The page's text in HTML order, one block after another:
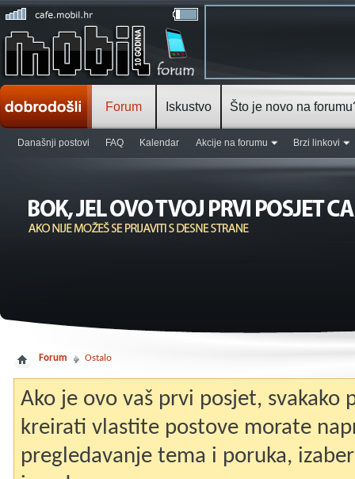
Forum
Današnji postovi FAQ Kalendar Akcije na forumu Brzi linkovi
Iskustvo Što je novo na
Forum Ostalo
Ako je ovo vaš prvi posjet, svakako
kreirati vlastite postove morate
pregledavanje tema i poruka,